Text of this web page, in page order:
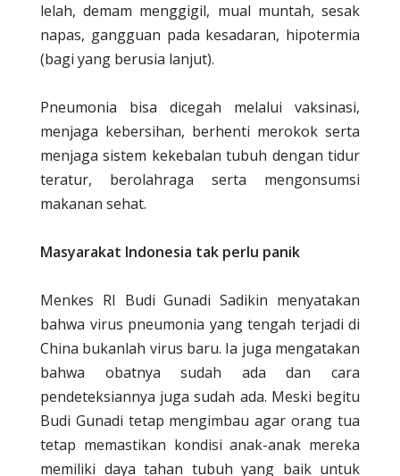
lelah, demam menggigil, mual muntah, sesak
napas, gangguan pada kesadaran, hipotermia
(bagi yang berusia lanjut).
Pneumonia bisa dicegah melalui vaksinasi,
menjaga kebersihan, berhenti merokok serta
menjaga sistem kekebalan tubuh dengan tidur
teratur, berolahraga serta mengonsumsi
makanan sehat.
Masyarakat Indonesia tak perlu panik
Menkes RI Budi Gunadi Sadikin menyatakan
bahwa virus pneumonia yang tengah terjadi di
China bukanlah virus baru. Ia juga mengatakan
bahwa obatnya sudah ada dan cara
pendeteksiannya juga sudah ada. Meski begitu
Budi Gunadi tetap mengimbau agar orang tua
tetap memastikan kondisi anak-anak mereka
memiliki daya tahan tubuh yang baik untuk